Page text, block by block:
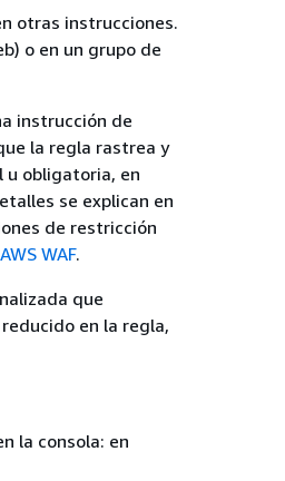
otras instrucciones.
o en un grupo de
instrucción de
la regla rastrea y
u obligatoria, en
se explican en
de restricción
WAF.
que
en la regla,
la consola: en